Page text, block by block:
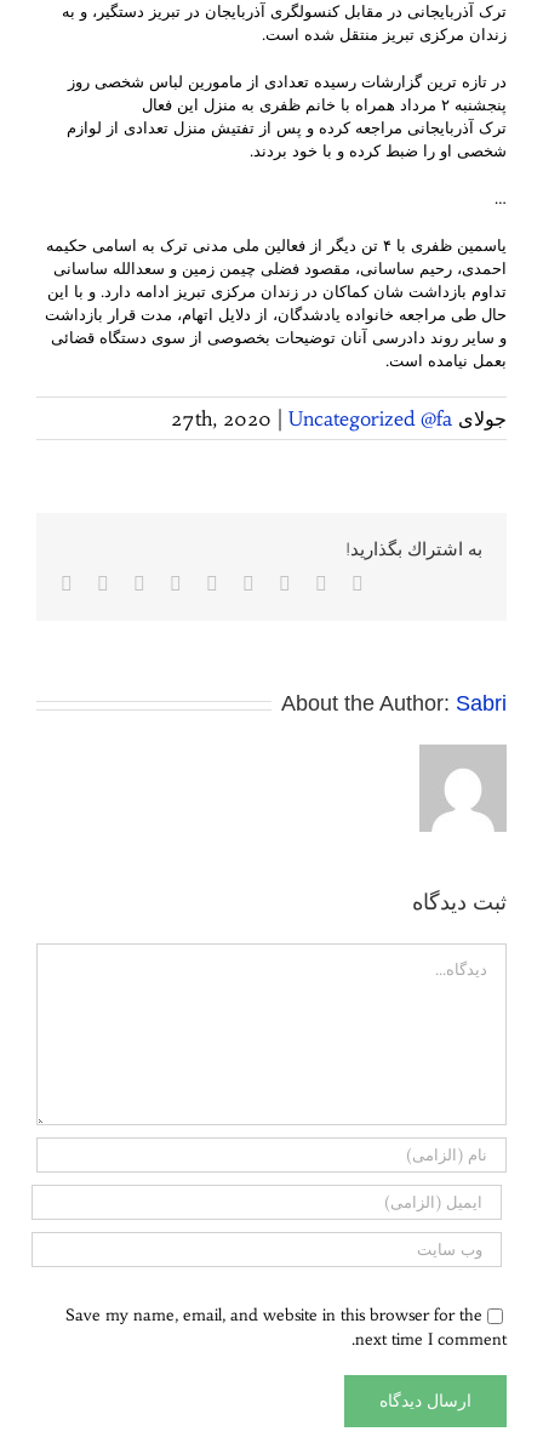
ترک آذربایجانی در مقابل کنسولگری آذربایجان در تبریز دستگیر، و به
زندان مرکزی تبریز منتقل شده است.
در تازه ترین گزارشات رسیده تعدادی از مامورین لباس شخصی روز
پنجشنبه ۲ مرداد همراه با خانم ظفری به منزل این فعال
ترک آذربایجانی مراجعه کرده و پس از تفتیش منزل تعدادی از لوازم
شخصی او را ضبط کرده و با خود بردند.
…
یاسمین ظفری با ۴ تن دیگر از فعالین ملی مدنی ترک به اسامی حکیمه
احمدی، رحیم ساسانی، مقصود فضلی چیمن زمین و سعدالله ساسانی
تداوم بازداشت شان کماکان در زندان مرکزی تبریز ادامه دارد. و با این
حال طی مراجعه خانواده یادشدگان، از دلایل اتهام، مدت قرار بازداشت
و سایر روند دادرسی آنان توضیحات بخصوصی از سوی دستگاه قضائی
بعمل نیامده است.
جولای 27th, 2020 Uncategorized @fa
به اشتراك بگذاريد!
Facebook
Twitter
Reddit
LinkedIn
WhatsApp
Tumblr
Pinterest
About the Author: Sabri
ثبت ديدگاه
Save my name, email, and website in this browser for the
next time I comment.